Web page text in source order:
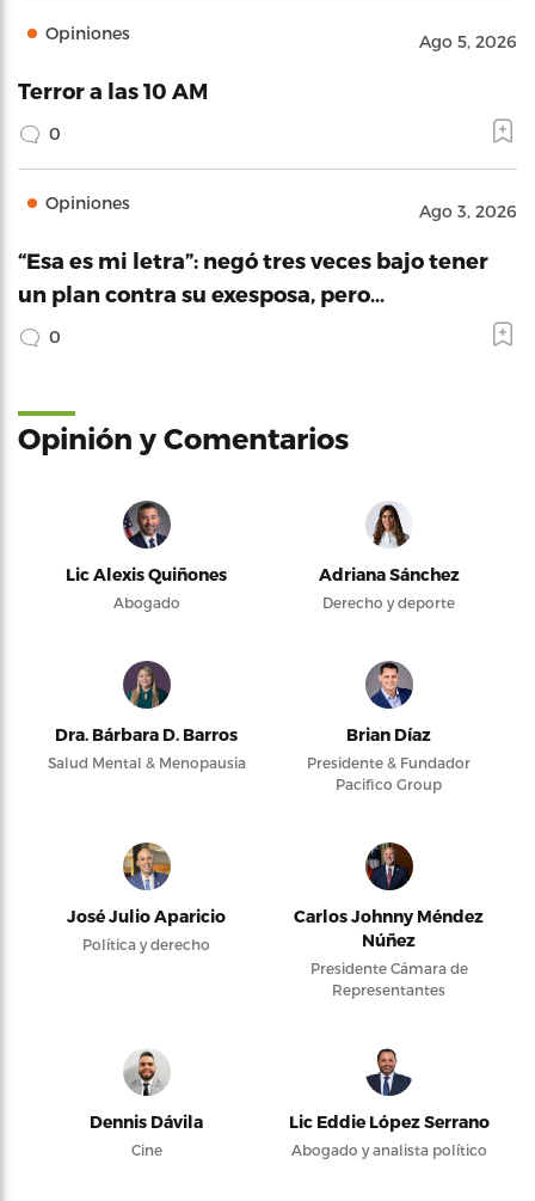
Opiniones Ago 5, 2026
Terror a las 10 AM
0
Opiniones Ago 3, 2026
“Esa es mi letra”: negó tres veces bajo tener
un plan contra su exesposa, pero…
0
Opinión y Comentarios
Lic Alexis Quiñones
Abogado
Adriana Sánchez
Derecho y deporte
Dra. Bárbara D. Barros
Salud Mental & Menopausia
Brian Díaz
Presidente & Fundador
Pacifico Group
José Julio Aparicio
Política y derecho
Carlos Johnny Méndez
Núñez
Presidente Cámara de
Representantes
Dennis Dávila
Cine
Lic Eddie López Serrano
Abogado y analista político